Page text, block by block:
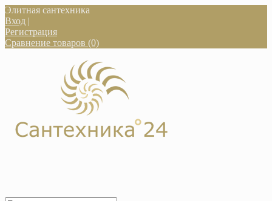
Элитная сантехника
Вход |
Регистрация
Сравнение товаров (0)